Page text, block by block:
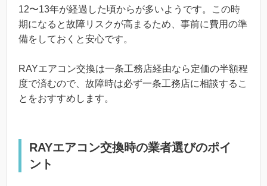
12〜13年が経過した頃からが多いようです。この時
期になると故障リスクが高まるため、事前に費用の準
備をしておくと安心です。
RAYエアコン交換は一条工務店経由なら定価の半額程
度で済むので、故障時は必ず一条工務店に相談するこ
とをおすすめします。
RAYエアコン交換時の業者選びのポイ
ント